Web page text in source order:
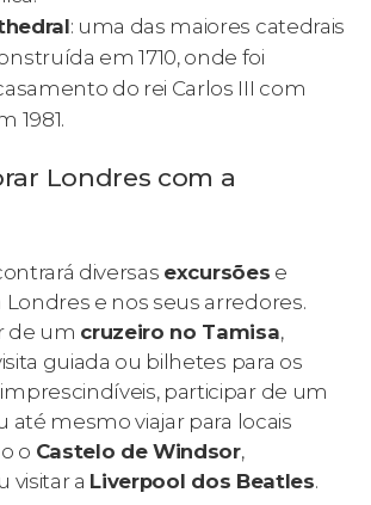
: uma das maiores catedrais
em 1710, onde foi
do rei Carlos III com
1981.
Londres com a
diversas excursões e
Londres e nos seus arredores.
de um cruzeiro no Tamisa,
guiada ou bilhetes para os
participar de um
até mesmo viajar para locais
o Castelo de Windsor,
visitar a Liverpool dos Beatles.